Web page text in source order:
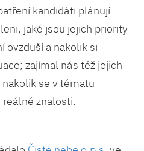
kandidáti plánují
jaké jsou jejich priority
ovzduší a nakolik si
zajímal nás též jejich
se v tématu
znalosti.